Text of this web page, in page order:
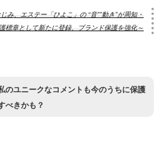
み、エステー「ひよこ」の “音””動き”が周知・
標章として新たに登録、ブランド保護を強化～
のユニークなコメントも今のうちに保護
べきかも？